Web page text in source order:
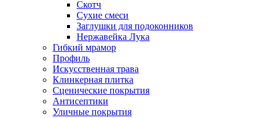
Скотч
Сухие смеси
Заглушки для подоконников
Нержавейка Лука
Гибкий мрамор
Профиль
Искусственная трава
Клинкерная плитка
Сценические покрытия
Антисептики
Уличные покрытия